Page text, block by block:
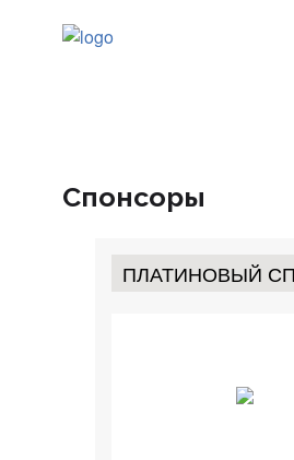
Спонсоры
ПЛАТИНОВЫЙ